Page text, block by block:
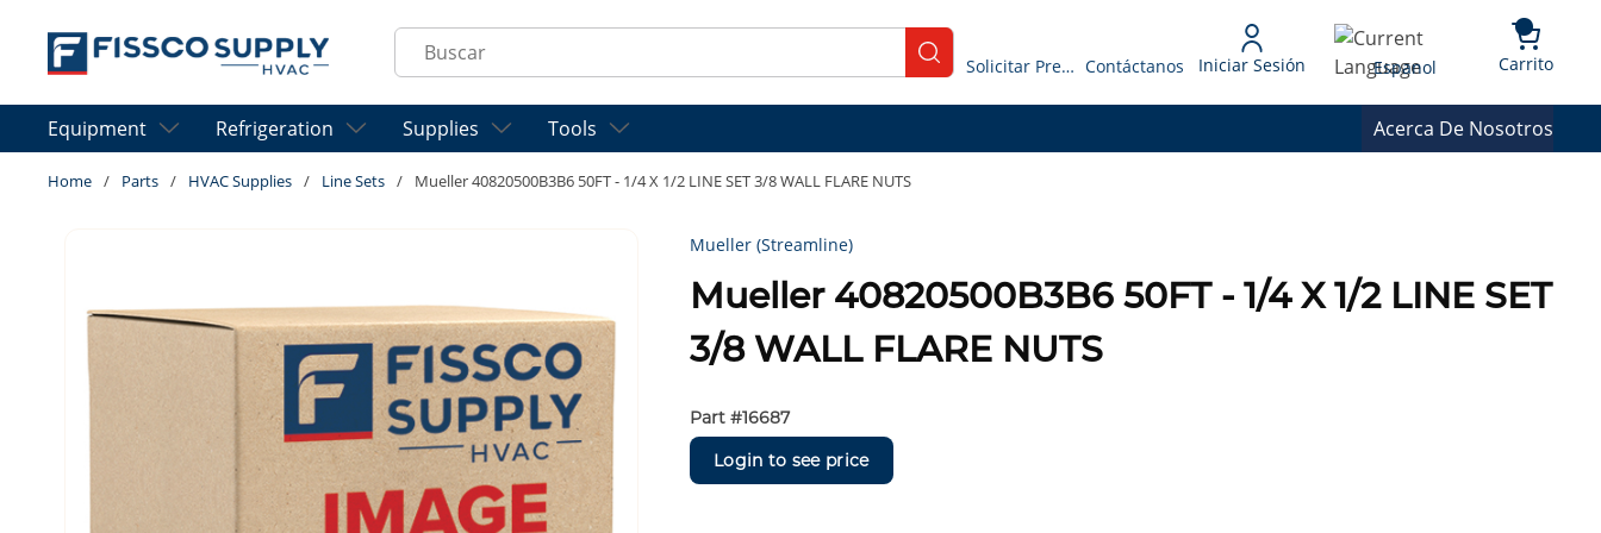
Skip to main content
Site Search
submit search
Solicitar Presupuesto Contáctanos Iniciar Sesión Language
Espanol Carrito{0}
Equipment Refrigeration Supplies Tools Acerca De Nosotros
Home / Parts / HVAC Supplies / Line Sets / Mueller 40820500B3B6 50FT - 1/4 X 1/2 LINE SET 3/8 WALL FLARE NUTS
Mueller (Streamline)
Mueller 40820500B3B6 50FT - 1/4 X 1/2 LINE SET
3/8 WALL FLARE NUTS
Part #16687
Login to see price